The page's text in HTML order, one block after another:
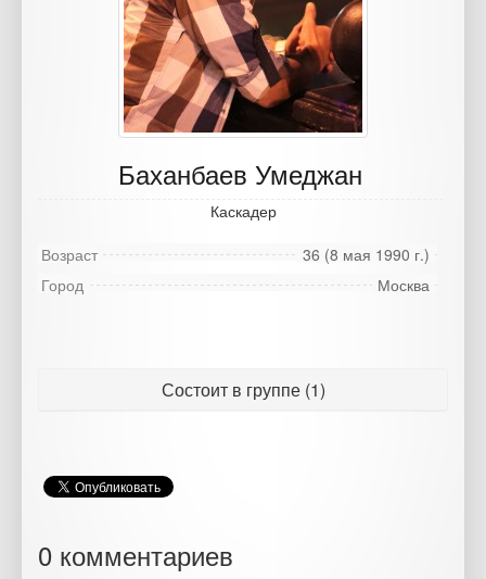
Баханбаев Умеджан
Каскадер
36 (8 мая 1990 г.)
Возраст
Москва
Город
Состоит в группе (1)
0 комментариев